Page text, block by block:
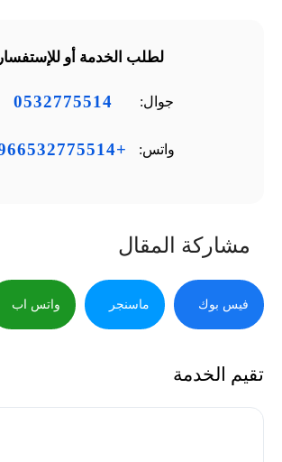
لطلب الخدمة أو للإستفسار
جوال: 0532775514
واتس: +966532775514
مشاركة المقال
فيس بوك ماسنجر واتس اب
تقيم الخدمة